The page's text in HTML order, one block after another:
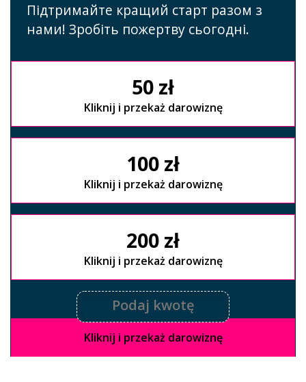
Підтримайте кращий старт разом з
нами! Зробіть пожертву сьогодні.
50 zł
Kliknij i przekaż darowiznę
100 zł
Kliknij i przekaż darowiznę
200 zł
Kliknij i przekaż darowiznę
Kliknij i przekaż darowiznę